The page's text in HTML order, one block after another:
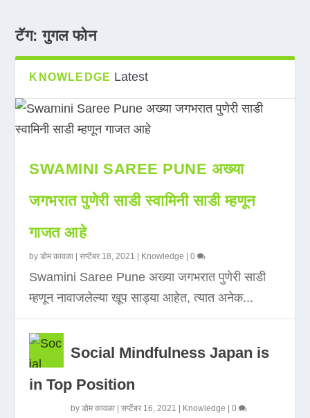
टॅग:गुगल फोन
KNOWLEDGE Latest
SWAMINI SAREE PUNE अख्या
जगभरात पुणेरी साडी स्वामिनी साडी म्हणून
गाजत आहे
byडोम कावळा |सप्टेंबर 18, 2021 Knowledge |0
Swamini Saree Pune अख्या जगभरात पुणेरी साडी
म्हणून नावाजलेल्या खूप साड्या आहेत, त्यात अनेक...
Social Mindfulness Japan is
in Top Position
byडोम कावळा |सप्टेंबर 16, 2021 Knowledge |0